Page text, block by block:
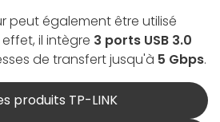
peut également être utilisé
effet, il intègre 3 ports USB 3.0
de transfert jusqu'à 5 Gbps.
produits TP-LINK